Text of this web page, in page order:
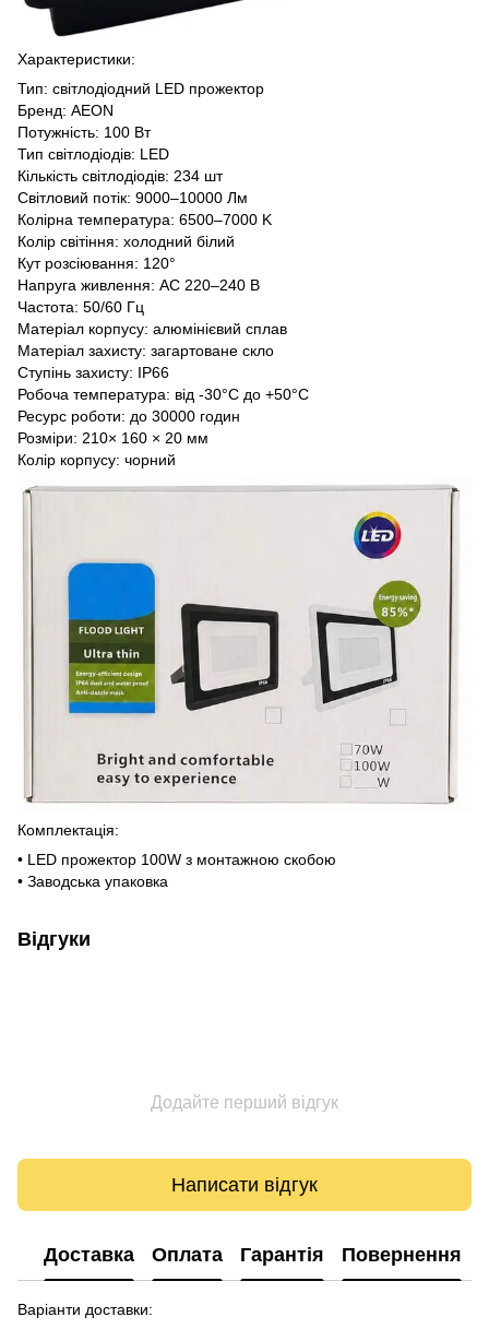
Характеристики:
Тип: світлодіодний LED прожектор
Бренд: AEON
Потужність: 100 Вт
Тип світлодіодів: LED
Кількість світлодіодів: 234 шт
Світловий потік: 9000–10000 Лм
Колірна температура: 6500–7000 K
Колір світіння: холодний білий
Кут розсіювання: 120°
Напруга живлення: AC 220–240 В
Частота: 50/60 Гц
Матеріал корпусу: алюмінієвий сплав
Матеріал захисту: загартоване скло
Ступінь захисту: IP66
Робоча температура: від -30°C до +50°C
Ресурс роботи: до 30000 годин
Розміри: 210× 160 × 20 мм
Колір корпусу: чорний
Комплектація:
• LED прожектор 100W з монтажною скобою
• Заводська упаковка
Відгуки
Додайте перший відгук
Написати відгук
Доставка Оплата Гарантія Повернення
Варіанти доставки: